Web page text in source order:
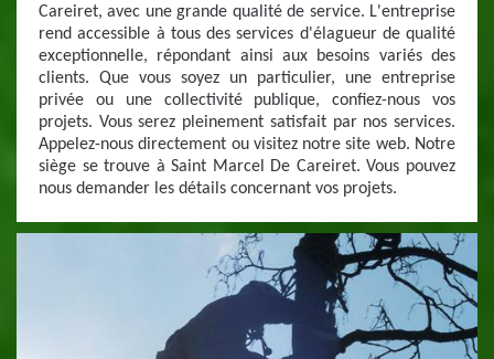
Careiret, avec une grande qualité de service. L'entreprise
rend accessible à tous des services d'élagueur de qualité
exceptionnelle, répondant ainsi aux besoins variés des
clients. Que vous soyez un particulier, une entreprise
privée ou une collectivité publique, confiez-nous vos
projets. Vous serez pleinement satisfait par nos services.
Appelez-nous directement ou visitez notre site web. Notre
siège se trouve à Saint Marcel De Careiret. Vous pouvez
nous demander les détails concernant vos projets.